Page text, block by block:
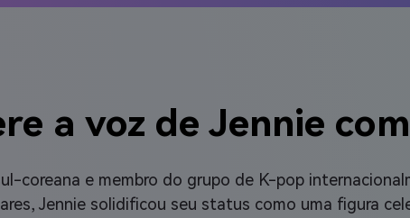
a voz de Jennie
coreana e membro do grupo de K-pop
Jennie solidificou seu status como uma figura